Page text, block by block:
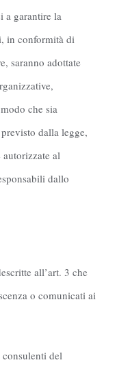
a garantire la
in conformità di
saranno adottate
che sia
dalla legge,
autorizzate al
dallo
all’art. 3 che
o comunicati ai
del